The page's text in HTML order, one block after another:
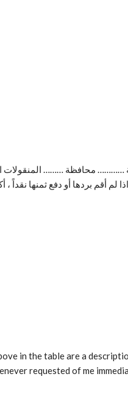
محافظة ……… المنقولات
أقم بردها أو دفع ثمنها نقداً ،
in the table are a
requested of me